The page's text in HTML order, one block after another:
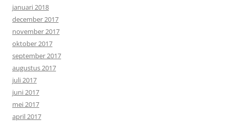
januari 2018
december 2017
november 2017
oktober 2017
september 2017
augustus 2017
juli 2017
juni 2017
mei 2017
april 2017